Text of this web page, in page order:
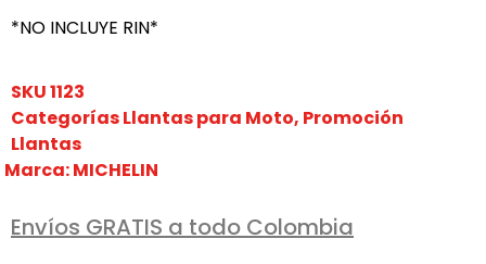
*NO INCLUYE RIN*
SKU1123
CategoríasLlantas para Moto, Promoción
Llantas
Marca:MICHELIN
Envíos GRATIS a todo Colombia